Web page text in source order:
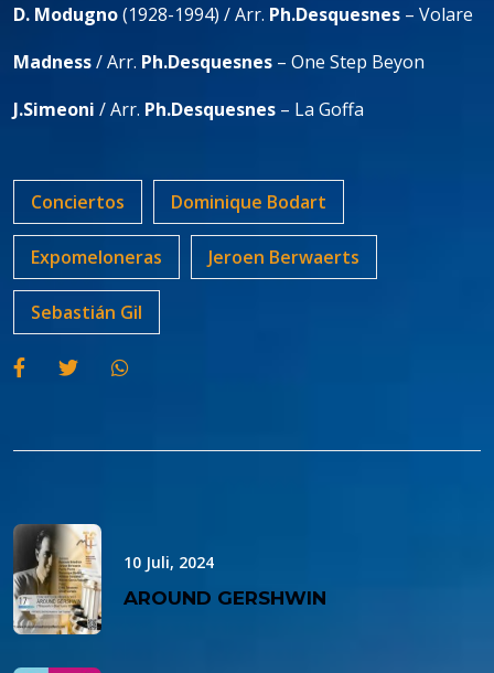
D. Modugno(1928-1994) / Arr. Ph.Desquesnes – Volare
Madness/ Arr. Ph.Desquesnes – One Step Beyon
J.Simeoni / Arr. Ph.Desquesnes – La Goffa
Conciertos Dominique Bodart
Expomeloneras Jeroen Berwaerts
Sebastián Gil
10 Juli, 2024
AROUND GERSHWIN